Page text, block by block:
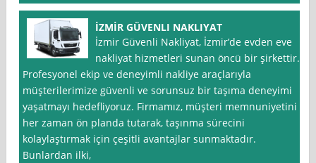
İZMİR GÜVENLI NAKLIYAT
İzmir Güvenli Nakliyat, İzmir’de evden eve
nakliyat hizmetleri sunan öncü bir şirkettir.
Profesyonel ekip ve deneyimli nakliye araçlarıyla
müşterilerimize güvenli ve sorunsuz bir taşıma deneyimi
yaşatmayı hedefliyoruz. Firmamız, müşteri memnuniyetini
her zaman ön planda tutarak, taşınma sürecini
kolaylaştırmak için çeşitli avantajlar sunmaktadır.
Bunlardan ilki,